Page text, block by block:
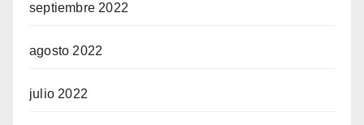
septiembre 2022
agosto 2022
julio 2022